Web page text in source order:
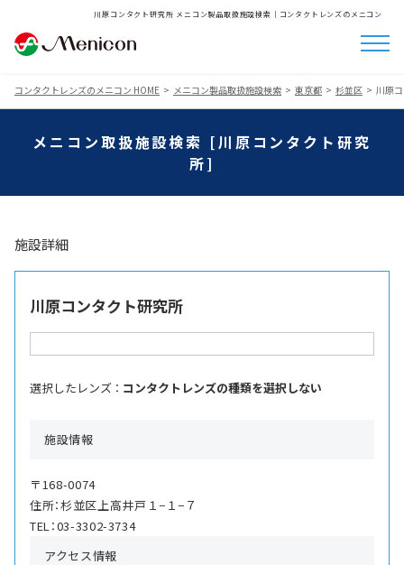
川原コンタクト研究所 メニコン製品取扱施設検索│コンタクトレンズのメニコン
コンタクトレンズのメニコン HOME メニコン製品取扱施設検索 東京都 杉並区 川原
メニコン取扱施設検索 [川原コンタクト研究
所]
施設詳細
川原コンタクト研究所
選択したレンズ ： コンタクトレンズの種類を選択しない
施設情報
〒168-0074
住所：杉並区上高井戸１−１−７
TEL：03-3302-3734
アクセス情報